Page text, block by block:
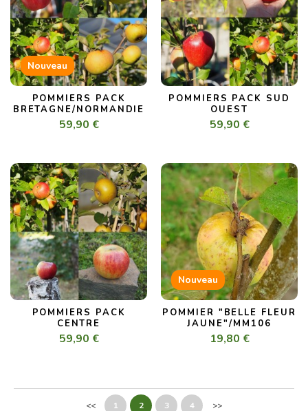
Nouveau
POMMIERS PACK
BRETAGNE/NORMANDIE
59,90 €
POMMIERS PACK SUD
OUEST
59,90 €
POMMIERS PACK
CENTRE
59,90 €
Nouveau
POMMIER "BELLE FLEUR
JAUNE"/MM106
19,80 €
<< 1 2 3 4 >>